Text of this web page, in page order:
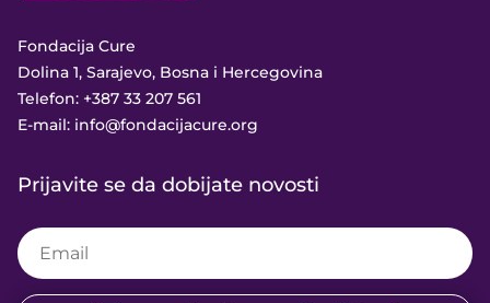
Fondacija Cure
Dolina 1, Sarajevo, Bosna i Hercegovina
Telefon: +387 33 207 561
E-mail: info@fondacijacure.org
Prijavite se da dobijate novosti